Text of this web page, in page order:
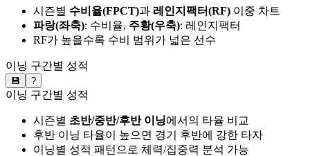
시즌별 수비율(FPCT)과 레인지팩터(RF) 이중 차트
파랑(좌축): 수비율, 주황(우축): 레인지팩터
RF가 높을수록 수비 범위가 넓은 선수
이닝 구간별 성적
💾 ?
이닝 구간별 성적
시즌별 초반/중반/후반 이닝에서의 타율 비교
후반 이닝 타율이 높으면 경기 후반에 강한 타자
이닝별 성적 패턴으로 체력/집중력 분석 가능